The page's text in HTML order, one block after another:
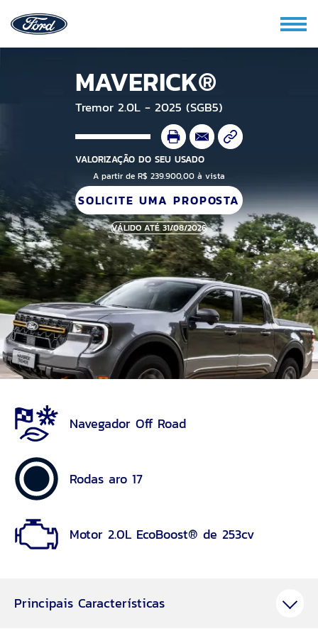
MAVERICK®
Tremor 2.0L - 2025 (SGB5)
VALORIZAÇÃO DO SEU USADO
A partir de R$ 239.900,00 à vista
SOLICITE UMA PROPOSTA
VÁLIDO ATÉ 31/08/2026
Navegador Off Road
Rodas aro 17
Motor 2.0L EcoBoost® de 253cv
Principais Características